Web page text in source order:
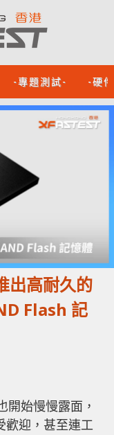
-專題測試- -硬
出高耐久的
Flash 記
開始慢慢露面，
歡迎，甚至連工